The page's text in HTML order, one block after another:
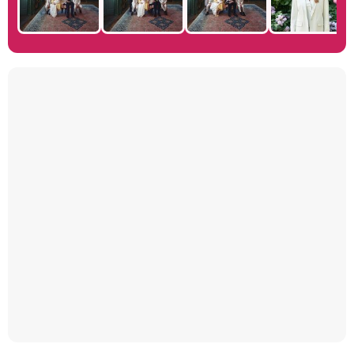
Manu Baqueiro: "Tuve como referente a Bruce Willis en 'Luz de Luna' para mi trabajo en la serie 'Perdiendo el juicio'"